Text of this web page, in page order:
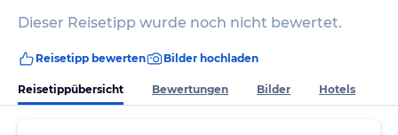
Dieser Reisetipp wurde noch nicht bewertet.
Reisetipp bewerten Bilder hochladen
Reisetippübersicht Bewertungen Bilder Hotels